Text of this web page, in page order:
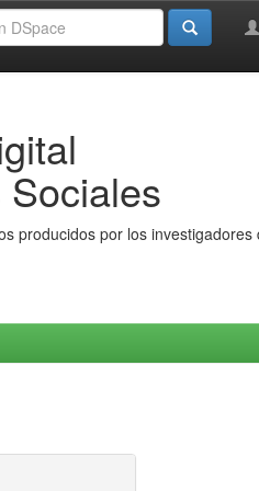
producidos por los